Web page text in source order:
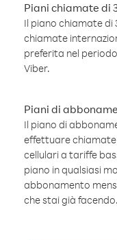
Piani chiamate di
Il piano chiamate di
chiamate
preferita nel
Viber.
Piani di
Il piano di
effettuare chiamate
cellulari a tariffe
piano in qualsiasi
abbonamento
che stai già facendo.